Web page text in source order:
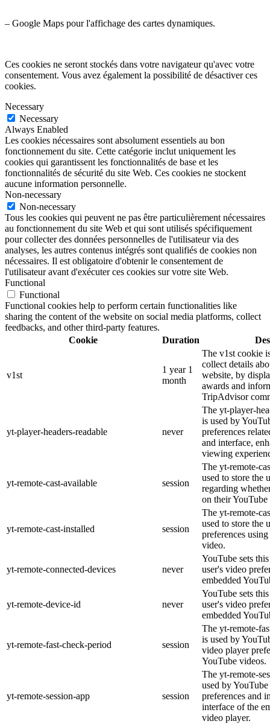
– Google Maps pour l'affichage des cartes dynamiques.
Ces cookies ne seront stockés dans votre navigateur qu'avec votre
consentement. Vous avez également la possibilité de désactiver ces
cookies.
Necessary
Necessary
Always Enabled
Les cookies nécessaires sont absolument essentiels au bon
fonctionnement du site. Cette catégorie inclut uniquement les
cookies qui garantissent les fonctionnalités de base et les
fonctionnalités de sécurité du site Web. Ces cookies ne stockent
aucune information personnelle.
Non-necessary
Non-necessary
Tous les cookies qui peuvent ne pas être particulièrement nécessaires
au fonctionnement du site Web et qui sont utilisés spécifiquement
pour collecter des données personnelles de l'utilisateur via des
analyses, les autres contenus intégrés sont qualifiés de cookies non
nécessaires. Il est obligatoire d'obtenir le consentement de
l'utilisateur avant d'exécuter ces cookies sur votre site Web.
Functional
Functional
Functional cookies help to perform certain functionalities like
sharing the content of the website on social media platforms, collect
feedbacks, and other third-party features.
Cookie
Duration
v1st
1 year 1
month
The v1st cookie
collect details
website, by
awards and
TripAdvisor
yt-player-headers-readable never
The yt-player-
is used by
preferences
and interface,
viewing
yt-remote-cast-available session
The yt-remote-
used to store the
regarding
on their
yt-remote-cast-installed session
The yt-remote-
used to store the
preferences
video.
yt-remote-connected-devices never
YouTube sets
user's video
embedded
yt-remote-device-id never
YouTube sets
user's video
embedded
yt-remote-fast-check-period session
The yt-remote-
is used by
video player
YouTube videos.
yt-remote-session-app session
The yt-remote-
used by
preferences and
interface of the
video player.